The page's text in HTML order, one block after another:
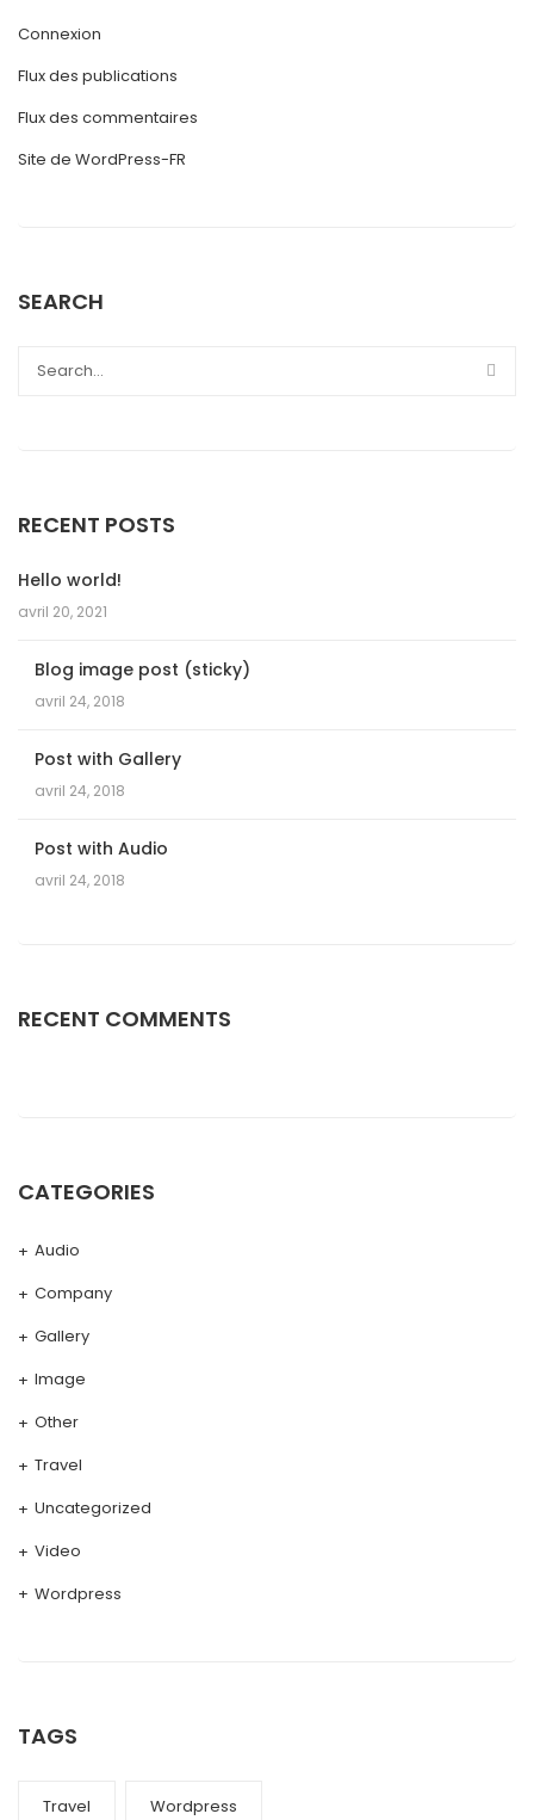
Connexion
Flux des publications
Flux des commentaires
Site de WordPress-FR
SEARCH
RECENT POSTS
Hello world!
avril 20, 2021
Blog image post (sticky)
avril 24, 2018
Post with Gallery
avril 24, 2018
Post with Audio
avril 24, 2018
RECENT COMMENTS
CATEGORIES
Audio
Company
Gallery
Image
Other
Travel
Uncategorized
Video
Wordpress
TAGS
Travel Wordpress